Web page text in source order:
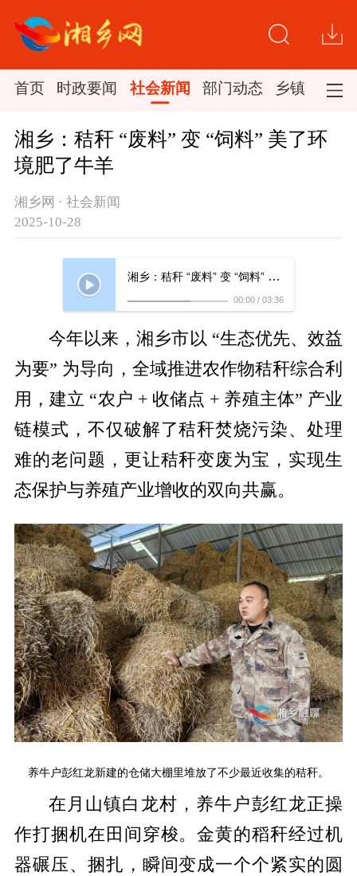
首页 时政要闻 社会新闻 部门动态 乡镇新闻
湘乡：秸秆 “废料” 变 “饲料” 美了环
境肥了牛羊
湘乡网 · 社会新闻
2025-10-28
​今年以来，湘乡市以 “生态优先、效益
为要” 为导向，全域推进农作物秸秆综合利
用，建立 “农户 + 收储点 + 养殖主体” 产业
链模式，不仅破解了秸秆焚烧污染、处理
难的老问题，更让秸秆变废为宝，实现生
态保护与养殖产业增收的双向共赢。
养牛户彭红龙新建的仓储大棚里堆放了不少最近收集的秸秆。
在月山镇白龙村，养牛户彭红龙正操
作打捆机在田间穿梭。金黄的稻秆经过机
器碾压、捆扎，瞬间变成一个个紧实的圆